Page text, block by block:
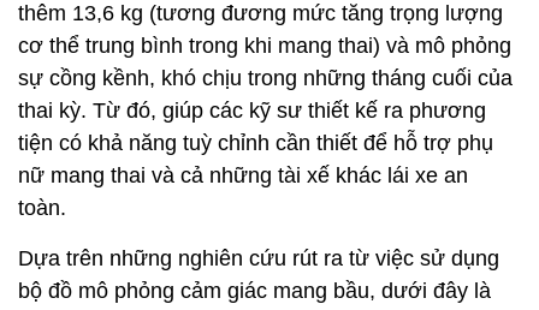
thêm 13,6 kg (tương đương mức tăng trọng lượng
cơ thể trung bình trong khi mang thai) và mô phỏng
sự cồng kềnh, khó chịu trong những tháng cuối của
thai kỳ. Từ đó, giúp các kỹ sư thiết kế ra phương
tiện có khả năng tuỳ chỉnh cần thiết để hỗ trợ phụ
nữ mang thai và cả những tài xế khác lái xe an
toàn.
Dựa trên những nghiên cứu rút ra từ việc sử dụng
bộ đồ mô phỏng cảm giác mang bầu, dưới đây là